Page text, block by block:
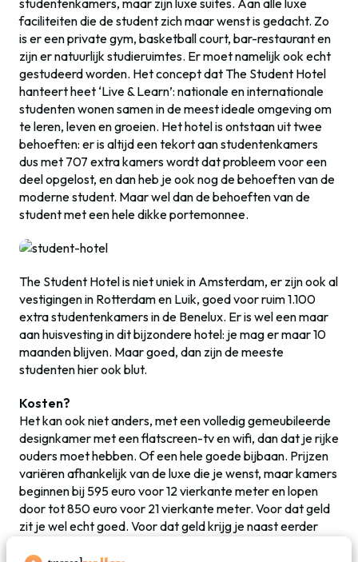
studentenkamers, maar zijn luxe suites. Aan alle luxe
faciliteiten die de student zich maar wenst is gedacht. Zo
is er een private gym, basketball court, bar-restaurant en
zijn er natuurlijk studieruimtes. Er moet namelijk ook echt
gestudeerd worden. Het concept dat The Student Hotel
hanteert heet ‘Live & Learn’: nationale en internationale
studenten wonen samen in de meest ideale omgeving om
te leren, leven en groeien. Het hotel is ontstaan uit twee
behoeften: er is altijd een tekort aan studentenkamers
dus met 707 extra kamers wordt dat probleem voor een
deel opgelost, en dan heb je ook nog de behoeften van de
moderne student. Maar wel dan de behoeften van de
student met een hele dikke portemonnee.
The Student Hotel is niet uniek in Amsterdam, er zijn ook al
vestigingen in Rotterdam en Luik, goed voor ruim 1.100
extra studentenkamers in de Benelux. Er is wel een maar
aan huisvesting in dit bijzondere hotel: je mag er maar 10
maanden blijven. Maar goed, dan zijn de meeste
studenten hier ook blut.
Kosten?
Het kan ook niet anders, met een volledig gemeubileerde
designkamer met een flatscreen-tv en wifi, dan dat je rijke
ouders moet hebben. Of een hele goede bijbaan. Prijzen
variëren afhankelijk van de luxe die je wenst, maar kamers
beginnen bij 595 euro voor 12 vierkante meter en lopen
door tot 850 euro voor 21 vierkante meter. Voor dat geld
zit je wel echt goed. Voor dat geld krijg je naast eerder